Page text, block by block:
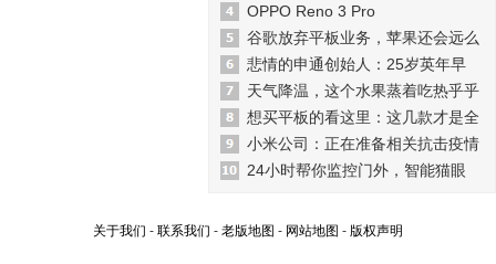
OPPO Reno 3 Pro
谷歌放弃平板业务，苹果还会远么
悲情的申通创始人：25岁英年早
天气降温，这个水果蒸着吃热乎乎
想买平板的看这里：这几款才是全
小米公司：正在准备相关抗击疫情
24小时帮你监控门外，智能猫眼
关于我们 - 联系我们 - 老版地图 - 网站地图 - 版权声明